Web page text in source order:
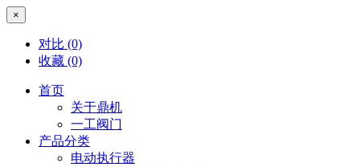
×
对比 (0)
收藏 (0)
首页
关于鼎机
一工阀门
产品分类
电动执行器